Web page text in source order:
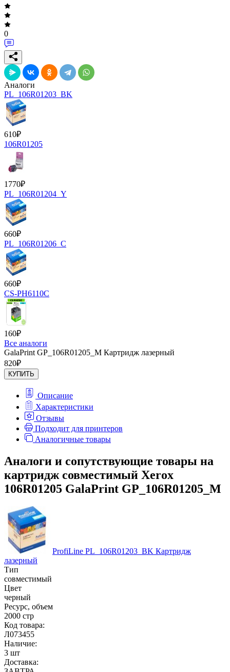
0
Аналоги
PL_106R01203_BK
610₽
106R01205
1770₽
PL_106R01204_Y
660₽
PL_106R01206_C
660₽
CS-PH6110C
160₽
Все аналоги
GalaPrint GP_106R01205_M Картридж лазерный
820₽
КУПИТЬ
Описание
Характеристики
Отзывы
Подходит для принтеров
Аналогичные товары
Аналоги и сопутствующие товары на
картридж совместимый Xerox
106R01205 GalaPrint GP_106R01205_M
ProfiLine PL_106R01203_BK Картридж
лазерный
Тип
совместимый
Цвет
черный
Ресурс, объем
2000 стр
Код товара:
Л073455
Наличие:
3 шт
Доставка: